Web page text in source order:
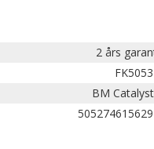
2 års
BM